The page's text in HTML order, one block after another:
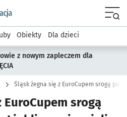
podserwis: Sport i rekreacja
Obiekty Dla dzieci
z nowym zapleczem dla
Śląsk żegna się z EuroCupem srogą
srogą